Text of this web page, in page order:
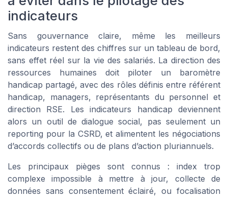
indicateurs
Sans gouvernance claire, même les meilleurs
indicateurs restent des chiffres sur un tableau de bord,
sans effet réel sur la vie des salariés. La direction des
ressources humaines doit piloter un baromètre
handicap partagé, avec des rôles définis entre référent
handicap, managers, représentants du personnel et
direction RSE. Les indicateurs handicap deviennent
alors un outil de dialogue social, pas seulement un
reporting pour la CSRD, et alimentent les négociations
d’accords collectifs ou de plans d’action pluriannuels.
Les principaux pièges sont connus : index trop
complexe impossible à mettre à jour, collecte de
données sans consentement éclairé, ou focalisation